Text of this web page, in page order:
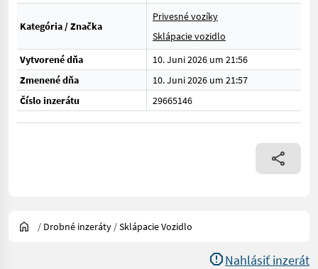
Kategória / Značka
Privesné vozíky
Sklápacie vozidlo
Vytvorené dňa
10. Juni 2026 um 21:56
Zmenené dňa
10. Juni 2026 um 21:57
Číslo inzerátu
29665146
/ Drobné inzeráty /Sklápacie Vozidlo
Nahlásiť inzerát